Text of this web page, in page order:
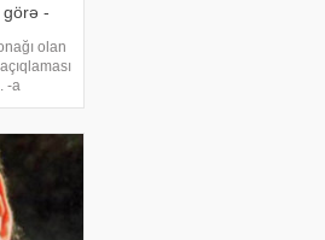
görə -
olan
-a